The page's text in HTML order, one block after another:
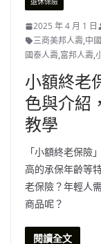
2025 年 4 月 1 日
三商美邦人壽,中
國泰人壽,富邦人壽,
小額終老
色與介紹
教學
「小額終老保險
高的承保年齡等
老保險？年輕人
商品呢？
閱讀全文